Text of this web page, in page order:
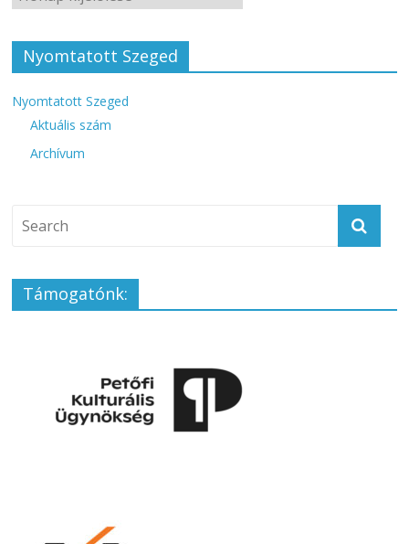
Nyomtatott Szeged
Nyomtatott Szeged
Aktuális szám
Archívum
Támogatónk: